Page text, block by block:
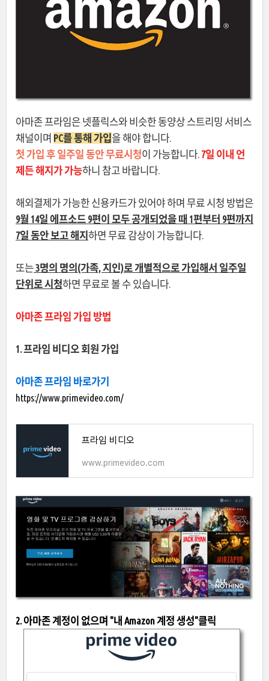
아마존 프라임은 넷플릭스와 비슷한 동양상 스트리밍 서비스
채널이며 PC를 통해 가입을 해야 합니다.
첫 가입 후 일주일 동안 무료시청이 가능합니다. 7일 이내 언
제든 해지가 가능하니 참고 바랍니다.
해외결제가 가능한 신용카드가 있어야 하며 무료 시청 방법은
9월 14일 에프소드 9편이 모두 공개되었을 때 1편부터 9편까지
7일 동안 보고 해지 하면 무료 감상이 가능합니다.
또는3명의 명의(가족, 지인)로 개별적으로 가입해서 일주일
단위로 시청하면 무료로 볼 수 있습니다.
아마존 프라임 가입 방법
1. 프라임 비디오 회원 가입
아마존 프라임 바로가기
https://www.primevideo.com/
프라임 비디오
www.primevideo.com
2. 아마존 계정이 없으며 "내 Amazon 계정 생성"클릭